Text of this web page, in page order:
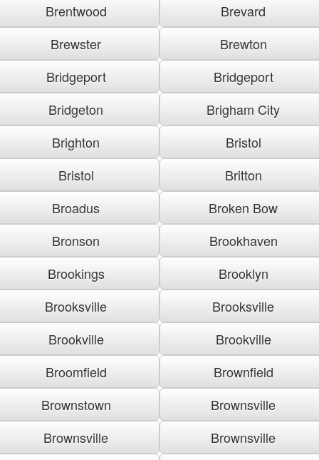
Brentwood
Brevard
Brewster
Brewton
Bridgeport
Bridgeport
Bridgeton
Brigham City
Brighton
Bristol
Bristol
Britton
Broadus
Broken Bow
Bronson
Brookhaven
Brookings
Brooklyn
Brooksville
Brooksville
Brookville
Brookville
Broomfield
Brownfield
Brownstown
Brownsville
Brownsville
Brownsville